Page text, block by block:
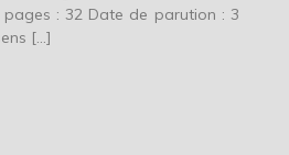
pages : 32 Date de parution : 3
[…]